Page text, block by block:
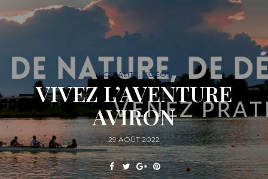
ACTUALITÉ , VIDÉOS
VIVEZ L’AVENTURE
AVIRON
29 AOÛT 2022